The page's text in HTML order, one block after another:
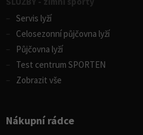
Servis lyží
Celosezonní půjčovna lyží
Půjčovna lyží
Test centrum SPORTEN
Zobrazit vše
Nákupní rádce